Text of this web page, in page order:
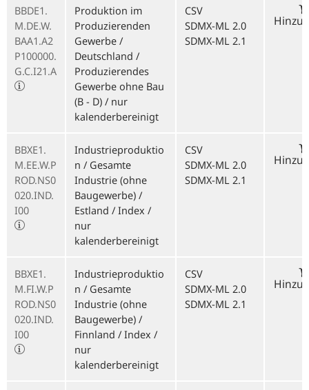
BBDE1.
M.DE.W.
BAA1.A2
P100000.
G.C.I21.A
Produktion im
Produzierenden
Gewerbe /
Deutschland /
Produzierendes
Gewerbe ohne Bau
(B - D) / nur
kalenderbereinigt
CSV
SDMX-ML 2.0
SDMX-ML 2.1
BBXE1.
M.EE.W.P
ROD.NS0
020.IND.
I00
Industrieproduktio
n / Gesamte
Industrie (ohne
Baugewerbe) /
Estland / Index /
nur
kalenderbereinigt
CSV
SDMX-ML 2.0
SDMX-ML 2.1
BBXE1.
M.FI.W.P
ROD.NS0
020.IND.
I00
Industrieproduktio
n / Gesamte
Industrie (ohne
Baugewerbe) /
Finnland / Index /
nur
kalenderbereinigt
CSV
SDMX-ML 2.0
SDMX-ML 2.1